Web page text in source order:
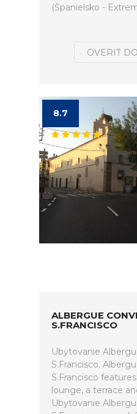
(Španielsko -
OVERIŤ
8.7
ALBERGUE
S.FRANCISCO
Ubytovanie
S.Francisco.
S.Francisco
lounge, a terrace
Ubytovanie